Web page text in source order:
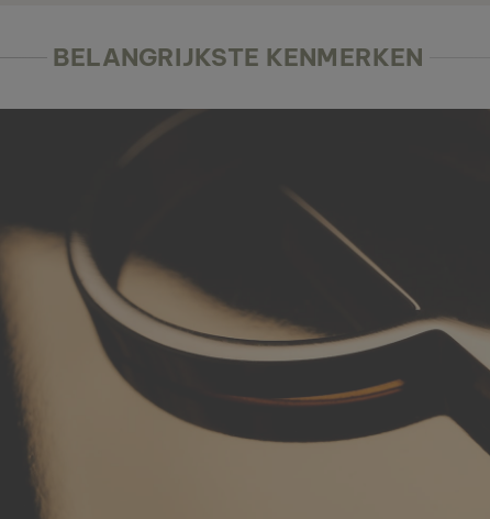
BELANGRIJKSTE KENMERKEN